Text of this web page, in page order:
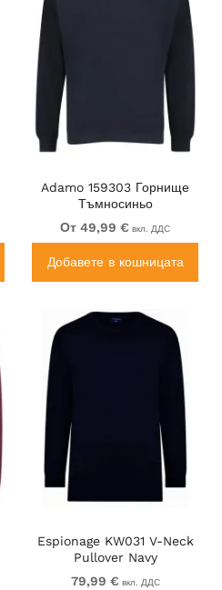
Adamo 159303 Горнище
Тъмносиньо
От 49,99 € вкл. ДДС
Добавете в кошницата
Espionage KW031 V-Neck
Pullover Navy
79,99 € вкл. ДДС